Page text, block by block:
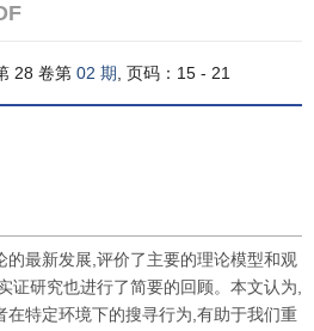
28 卷第 02 期 , 页码：15 - 21
最新发展,评价了主要的理论模型和观
证研究也进行了简要的回顾。本文认为,
在特定环境下的搜寻行为,有助于我们重